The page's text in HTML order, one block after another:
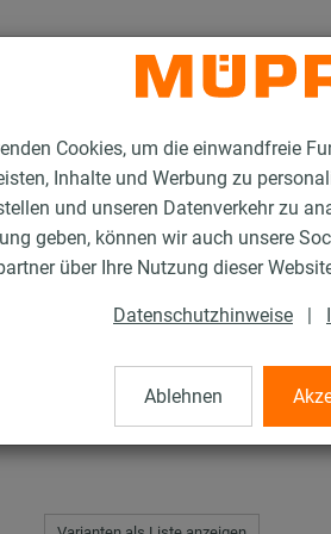
Cookies, um die einwandfreie
Inhalte und Werbung zu
und unseren Datenverkehr zu
geben, können wir auch unsere
über Ihre Nutzung dieser
Datenschutzhinweise |
Ablehnen
mit Schalldämmung EURO-QUICK® Typ
EXP